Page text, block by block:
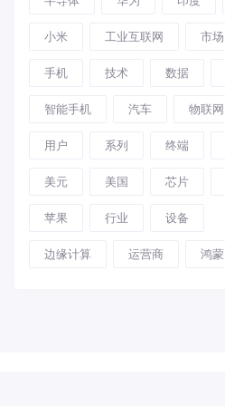
小米 工业互联网 市场
手机 技术 数据
智能手机 汽车 物联网
用户 系列 终端
美元 美国 芯片
苹果 行业 设备
边缘计算 运营商 鸿蒙